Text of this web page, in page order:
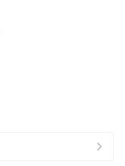
chevron_right